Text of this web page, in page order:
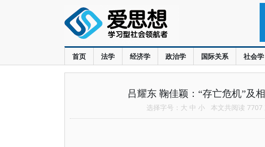
首页 法学 经济学 政治学 国际关系 社会学
吕耀东 鞠佳颖：“存亡危机”及
选择字号： 大 中 小 本文共阅读 7707